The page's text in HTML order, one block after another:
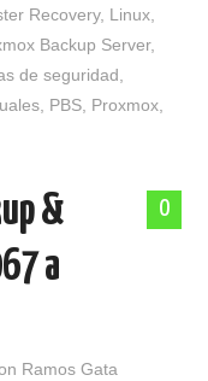
Recovery, Linux,
Backup Server,
de seguridad
PBS Proxmox
0
&
a
Ramos Gata